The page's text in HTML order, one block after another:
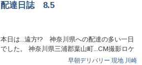
配達日誌 8.5
本日は...遠方!? 神奈川県への配達の多い一日
でした。 神奈川県三浦郡葉山町...CM撮影ロケ
早朝デリバリー 現地 川崎